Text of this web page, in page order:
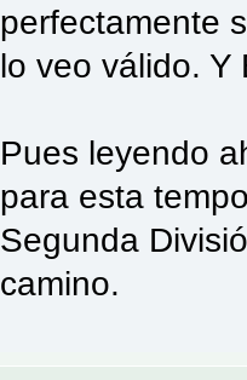
perfectamente
lo veo válido. Y
Pues leyendo
para esta
Segunda
camino.